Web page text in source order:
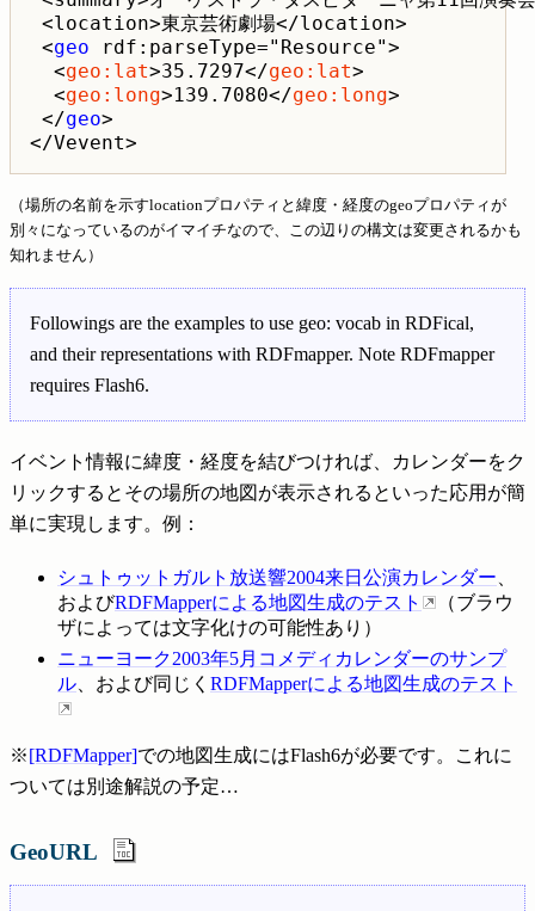
<location>東京芸術劇場</location>
<geo rdf:parseType="Resource">
  <
geo:lat>35.7297</geo:lat>
  <
geo:long>139.7080</geo:long>
</geo>
（場所の名前を示すlocationプロパティと緯度・経度のgeoプロパティが
別々になっているのがイマイチなので、この辺りの構文は変更されるかも
知れません）
Followings are the examples to use geo: vocab in RDFical,
and their representations with RDFmapper. Note RDFmapper
requires Flash6.
イベント情報に緯度・経度を結びつければ、カレンダーをク
リックするとその場所の地図が表示されるといった応用が簡
単に実現します。例：
シュトゥットガルト放送響2004来日公演カレンダー
およびRDFMapperによる地図生成のテスト
（ブラウ
ザによっては文字化けの可能性あり）
ニューヨーク2003年5月コメディカレンダーのサンプ
ル 、および同じく RDFMapperによる地図生成のテスト
※[RDFMapper]での地図生成にはFlash6が必要です。これに
ついては別途解説の予定…
GeoURL